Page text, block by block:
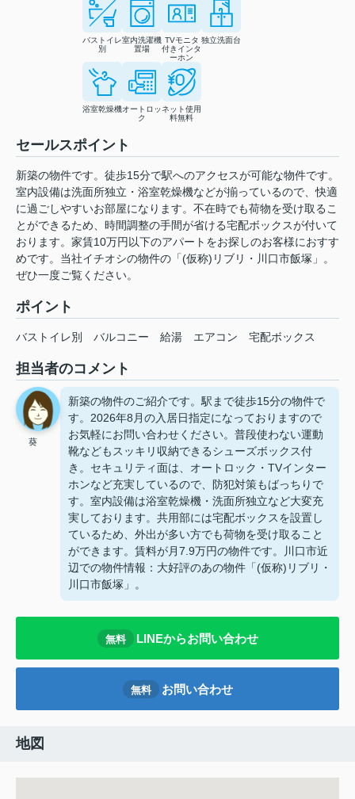
バストイレ
別
室内洗濯機
置場
TVモニタ
付きインタ
ーホン
独立洗面台
浴室乾燥機オートロッ
ク
ネット使用
料無料
セールスポイント
新築の物件です。徒歩15分で駅へのアクセスが可能な物件です。
室内設備は洗面所独立・浴室乾燥機などが揃っているので、快適
に過ごしやすいお部屋になります。不在時でも荷物を受け取るこ
とができるため、時間調整の手間が省ける宅配ボックスが付いて
おります。家賃10万円以下のアパートをお探しのお客様におすす
めです。当社イチオシの物件の「(仮称)リブリ・川口市飯塚」。
ぜひ一度ご覧ください。
ポイント
バストイレ別 バルコニー 給湯 エアコン 宅配ボックス
担当者のコメント
葵
新築の物件のご紹介です。駅まで徒歩15分の物件で
す。2026年8月の入居日指定になっておりますので
お気軽にお問い合わせください。普段使わない運動
靴などもスッキリ収納できるシューズボックス付
き。セキュリティ面は、オートロック・TVインター
ホンなど充実しているので、防犯対策もばっちりで
す。室内設備は浴室乾燥機・洗面所独立など大変充
実しております。共用部には宅配ボックスを設置し
ているため、外出が多い方でも荷物を受け取ること
ができます。賃料が月7.9万円の物件です。川口市近
辺での物件情報：大好評のあの物件「(仮称)リブリ・
川口市飯塚」。
無料 LINEからお問い合わせ
無料 お問い合わせ
地図